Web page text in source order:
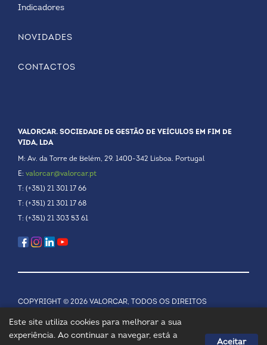
Indicadores
NOVIDADES
CONTACTOS
VALORCAR. SOCIEDADE DE GESTÃO DE VEÍCULOS EM FIM DE
VIDA, LDA
M: Av. da Torre de Belém, 29. 1400-342 Lisboa. Portugal
E: valorcar@valorcar.pt
T: (+351) 21 301 17 66
T: (+351) 21 301 17 68
T: (+351) 21 303 53 61
COPYRIGHT © 2026 VALORCAR, TODOS OS DIREITOS
Este site utiliza cookies para melhorar a sua
experiência. Ao continuar a navegar, está a
Aceitar